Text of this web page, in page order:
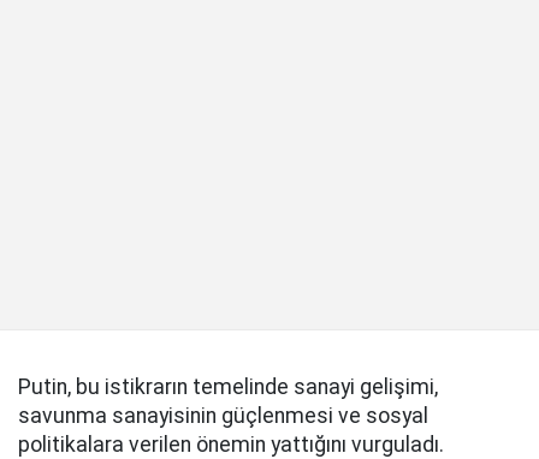
Putin, bu istikrarın temelinde sanayi gelişimi,
savunma sanayisinin güçlenmesi ve sosyal
politikalara verilen önemin yattığını vurguladı.